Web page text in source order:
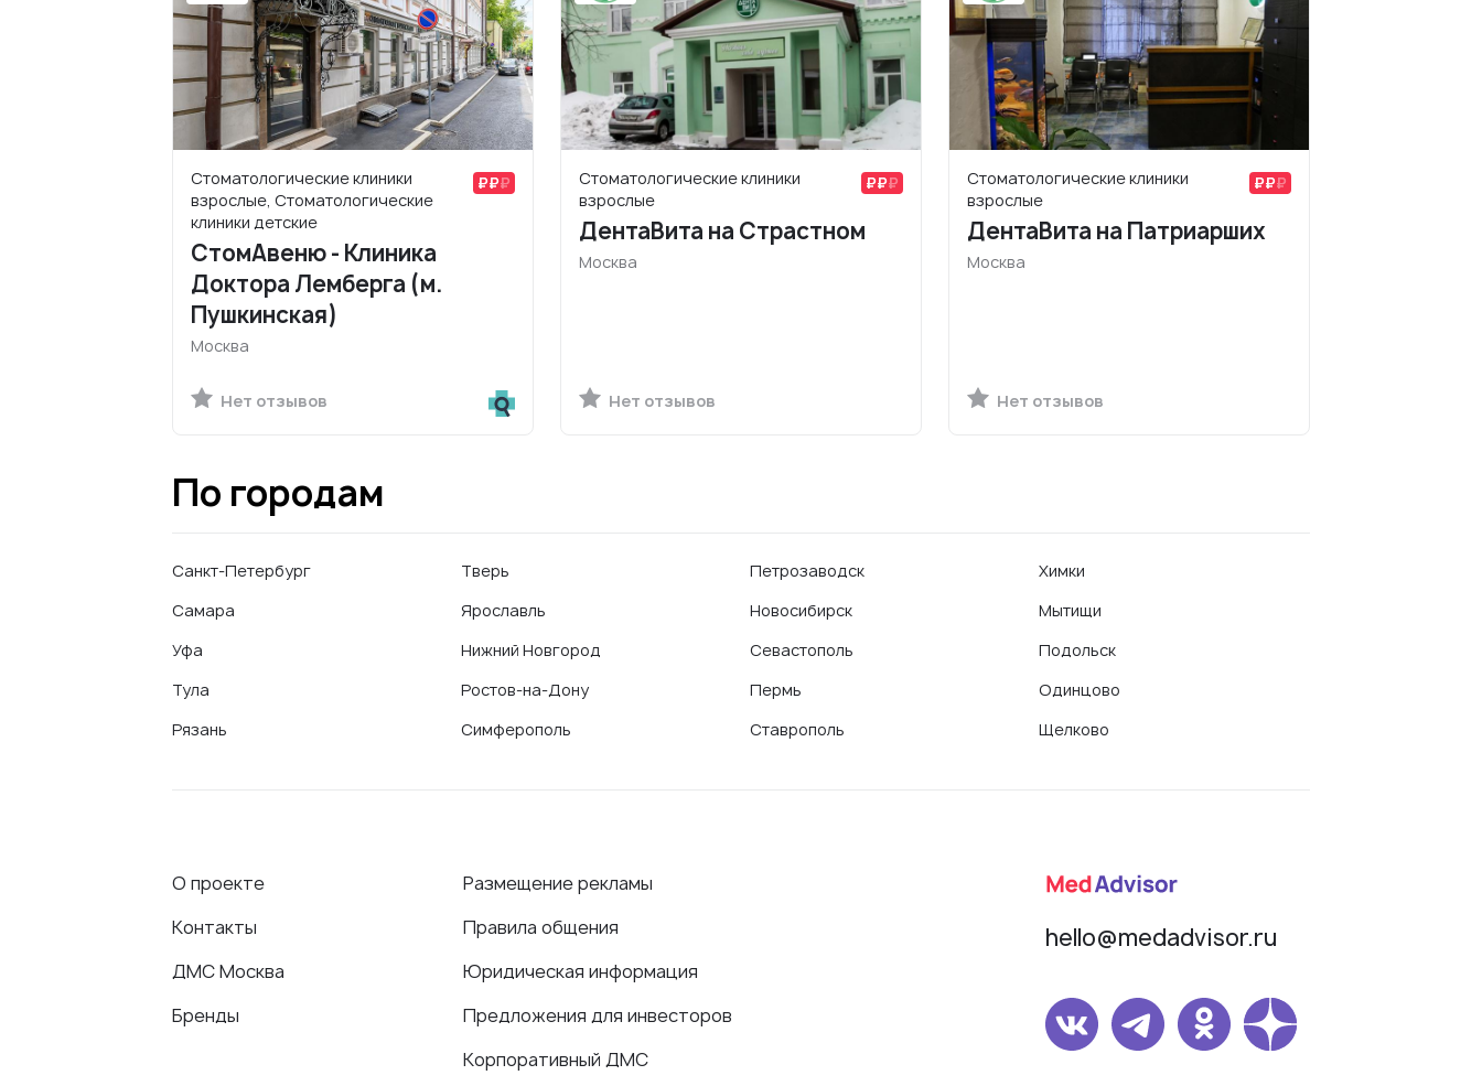
Стоматологические клиники
взрослые, Стоматологические
клиники детские
СтомАвеню - Клиника
Доктора Лемберга (м.
Пушкинская)
Москва
Нет отзывов
Стоматологические клиники
взрослые
ДентаВита на Страстном
Москва
Нет отзывов
Стоматологические клиники
взрослые
ДентаВита на Патриарших
Москва
Нет отзывов
По городам
Санкт-Петербург
Самара
Уфа
Тула
Рязань
Тверь
Ярославль
Нижний Новгород
Ростов-на-Дону
Симферополь
Петрозаводск
Новосибирск
Севастополь
Пермь
Ставрополь
Химки
Мытищи
Подольск
Одинцово
Щелково
О проекте
Контакты
ДМС Москва
Бренды
Размещение рекламы
Правила общения
Юридическая информация
Предложения для инвесторов
Корпоративный ДМС
hello@medadvisor.ru